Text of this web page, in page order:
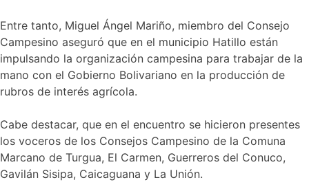
Entre tanto, Miguel Ángel Mariño, miembro del Consejo
Campesino aseguró que en el municipio Hatillo están
impulsando la organización campesina para trabajar de la
mano con el Gobierno Bolivariano en la producción de
rubros de interés agrícola.
Cabe destacar, que en el encuentro se hicieron presentes
los voceros de los Consejos Campesino de la Comuna
Marcano de Turgua, El Carmen, Guerreros del Conuco,
Gavilán Sisipa, Caicaguana y La Unión.